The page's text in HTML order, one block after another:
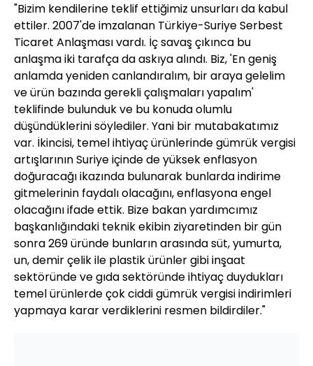
"Bizim kendilerine teklif ettiğimiz unsurları da kabul
ettiler. 2007'de imzalanan Türkiye-Suriye Serbest
Ticaret Anlaşması vardı. İç savaş çıkınca bu
anlaşma iki tarafça da askıya alındı. Biz, 'En geniş
anlamda yeniden canlandıralım, bir araya gelelim
ve ürün bazında gerekli çalışmaları yapalım'
teklifinde bulunduk ve bu konuda olumlu
düşündüklerini söylediler. Yani bir mutabakatımız
var. İkincisi, temel ihtiyaç ürünlerinde gümrük vergisi
artışlarının Suriye içinde de yüksek enflasyon
doğuracağı ikazında bulunarak bunlarda indirime
gitmelerinin faydalı olacağını, enflasyona engel
olacağını ifade ettik. Bize bakan yardımcımız
başkanlığındaki teknik ekibin ziyaretinden bir gün
sonra 269 üründe bunların arasında süt, yumurta,
un, demir çelik ile plastik ürünler gibi inşaat
sektöründe ve gıda sektöründe ihtiyaç duydukları
temel ürünlerde çok ciddi gümrük vergisi indirimleri
yapmaya karar verdiklerini resmen bildirdiler."